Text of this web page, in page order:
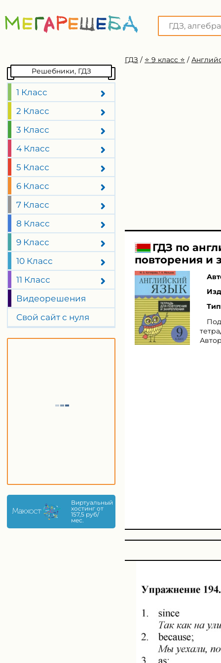
Решебники, ГДЗ
1 Класс
2 Класс
3 Класс
4 Класс
5 Класс
6 Класс
7 Класс
8 Класс
9 Класс
10 Класс
11 Класс
Видеорешения
Свой сайт с нуля
Виртуальный
хостинг от
157,5 руб/
мес.
ГДЗ / ⭐️ 9 класс ⭐️ /
ГДЗ по
повторения и